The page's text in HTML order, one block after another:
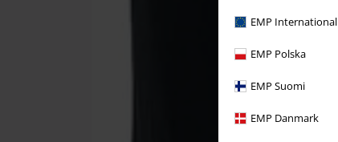
EMP International
EMP Polska
EMP Suomi
EMP Danmark